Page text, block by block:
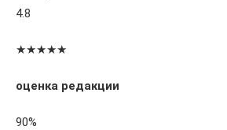
4.8
★★★★★
оценка редакции
90%